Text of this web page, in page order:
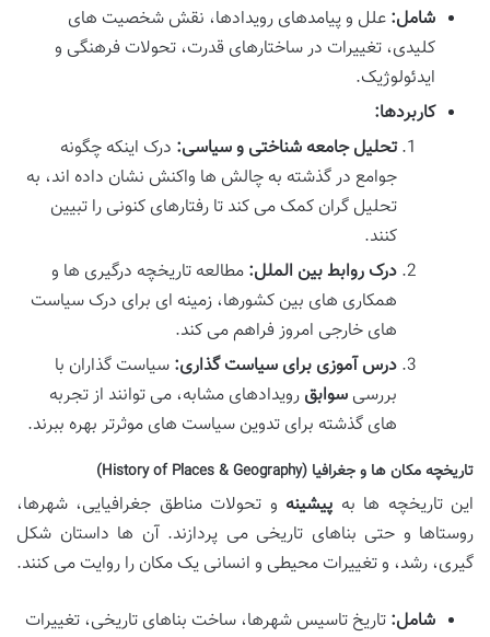
شامل: علل و پیامدهای رویدادها، نقش شخصیت های
کلیدی، تغییرات در ساختارهای قدرت، تحولات فرهنگی و
ایدئولوژیک.
کاربردها:
تحلیل جامعه شناختی و سیاسی: درک اینکه چگونه
جوامع در گذشته به چالش ها واکنش نشان داده اند، به
تحلیل گران کمک می کند تا رفتارهای کنونی را تبیین
کنند.
درک روابط بین الملل: مطالعه تاریخچه درگیری ها و
همکاری های بین کشورها، زمینه ای برای درک سیاست
های خارجی امروز فراهم می کند.
درس آموزی برای سیاست گذاری: سیاست گذاران با
بررسی سوابق رویدادهای مشابه، می توانند از تجربه
های گذشته برای تدوین سیاست های موثرتر بهره ببرند.
تاریخچه مکان ها و جغرافیا (History of Places & Geography)
این تاریخچه ها به پیشینه و تحولات مناطق جغرافیایی، شهرها،
روستاها و حتی بناهای تاریخی می پردازند. آن ها داستان شکل
گیری، رشد، و تغییرات محیطی و انسانی یک مکان را روایت می کنند.
شامل: تاریخ تاسیس شهرها، ساخت بناهای تاریخی، تغییرات